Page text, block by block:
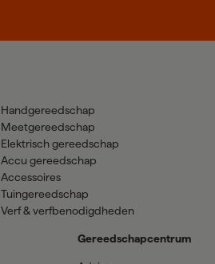
Handgereedschap
Meetgereedschap
Elektrisch gereedschap
Accu gereedschap
Accessoires
Tuingereedschap
Verf & verfbenodigdheden
Gereedschapcentrum